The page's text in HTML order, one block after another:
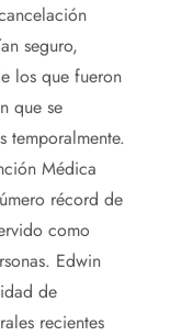
seguro,
los que fueron
que se
temporalmente.
Médica
récord de
como
Edwin
de
recientes